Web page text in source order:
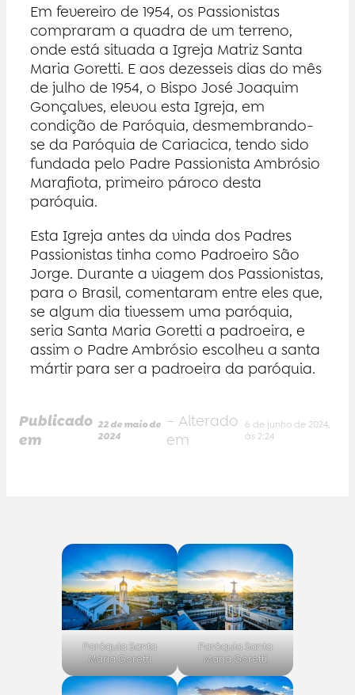
Em fevereiro de 1954, os Passionistas
compraram a quadra de um terreno,
onde está situada a Igreja Matriz Santa
Maria Goretti. E aos dezesseis dias do mês
de julho de 1954, o Bispo José Joaquim
Gonçalves, elevou esta Igreja, em
condição de Paróquia, desmembrando-
se da Paróquia de Cariacica, tendo sido
fundada pelo Padre Passionista Ambrósio
Marafiota, primeiro pároco desta
paróquia.
Esta Igreja antes da vinda dos Padres
Passionistas tinha como Padroeiro São
Jorge. Durante a viagem dos Passionistas,
para o Brasil, comentaram entre eles que,
se algum dia tivessem uma paróquia,
seria Santa Maria Goretti a padroeira, e
assim o Padre Ambrósio escolheu a santa
mártir para ser a padroeira da paróquia.
Publicado
em
22 de maio de
2024
– Alterado
em
6 de junho de 2024,
às 2:24
Paróquia Santa
Maria Goretti
Paróquia Santa
Maria Goretti